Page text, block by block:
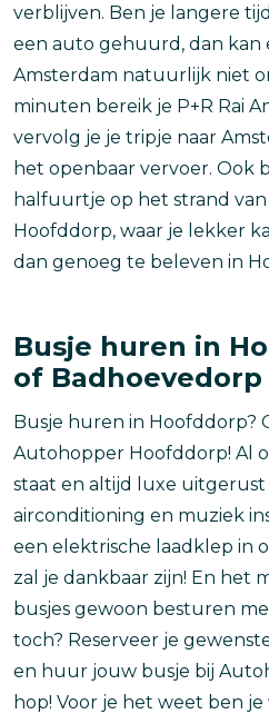
verblijven. Ben je langere
een auto gehuurd, dan kan
Amsterdam natuurlijk niet
minuten bereik je P+R Rai
vervolg je je tripje naar
het openbaar vervoer. Ook
halfuurtje op het strand
Hoofddorp, waar je lekker
dan genoeg te beleven in
Busje huren in
of Badhoevedorp
Busje huren in Hoofddorp?
Autohopper Hoofddorp! Al
staat en altijd luxe uitgerust
airconditioning en muziek
een elektrische laadklep in
zal je dankbaar zijn! En het
busjes gewoon besturen
toch? Reserveer je
en huur jouw busje bij
hop! Voor je het weet ben